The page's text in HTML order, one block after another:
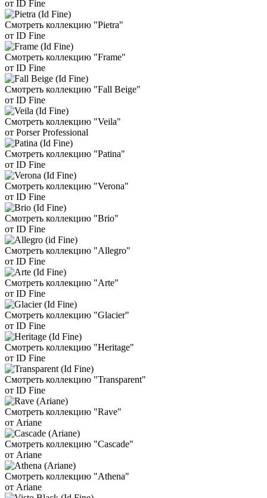
от ID Fine
Смотреть коллекцию "Pietra"
от ID Fine
Смотреть коллекцию "Frame"
от ID Fine
Смотреть коллекцию "Fall Beige"
от ID Fine
Смотреть коллекцию "Veila"
от Porser Professional
Смотреть коллекцию "Patina"
от ID Fine
Смотреть коллекцию "Verona"
от ID Fine
Смотреть коллекцию "Brio"
от ID Fine
Смотреть коллекцию "Allegro"
от ID Fine
Смотреть коллекцию "Arte"
от ID Fine
Смотреть коллекцию "Glacier"
от ID Fine
Смотреть коллекцию "Heritage"
от ID Fine
Смотреть коллекцию "Transparent"
от ID Fine
Смотреть коллекцию "Rave"
от Ariane
Смотреть коллекцию "Cascade"
от Ariane
Смотреть коллекцию "Athena"
от Ariane